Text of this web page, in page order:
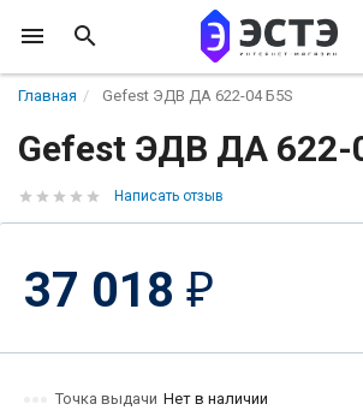
Главная Gefest ЭДВ ДА 622-04 Б5S
Gefest ЭДВ ДА 622-
Написать отзыв
37 018 ₽
Точка выдачи Нет в наличии